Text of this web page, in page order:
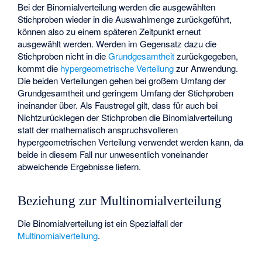
Bei der Binomialverteilung werden die ausgewählten
Stichproben wieder in die Auswahlmenge zurückgeführt,
können also zu einem späteren Zeitpunkt erneut
ausgewählt werden. Werden im Gegensatz dazu die
Stichproben nicht in dieGrundgesamtheitzurückgegeben,
kommt die hypergeometrische Verteilungzur Anwendung.
Die beiden Verteilungen gehen bei großem Umfangder
Grundgesamtheit und geringem Umfangder Stichproben
ineinander über. Als Faustregel gilt, dass fürauch bei
Nichtzurücklegen der Stichproben die Binomialverteilung
statt der mathematisch anspruchsvolleren
hypergeometrischen Verteilung verwendet werden kann, da
beide in diesem Fall nur unwesentlich voneinander
abweichende Ergebnisse liefern.
Beziehung zur Multinomialverteilung
Die Binomialverteilung ist ein Spezialfall der
Multinomialverteilung.